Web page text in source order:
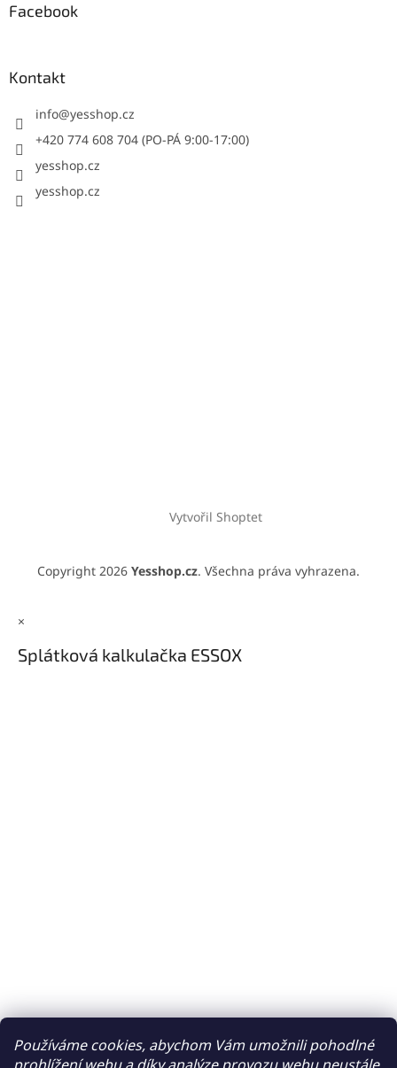
Používáme cookies, abychom Vám umožnili pohodlné
Facebook
Kontakt
info@yesshop.cz
+420 774 608 704 (PO-PÁ 9:00-17:00)
yesshop.cz
yesshop.cz
Vytvořil Shoptet
Copyright 2026 Yesshop.cz. Všechna práva vyhrazena.
×
Splátková kalkulačka ESSOX